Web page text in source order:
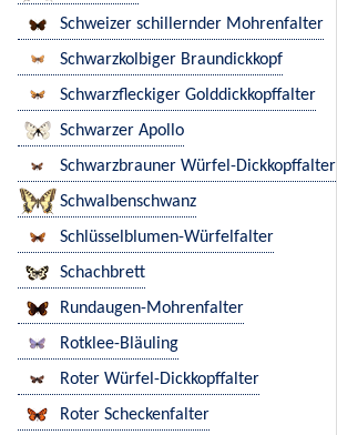
Schweizer schillernder Mohrenfalter
Schwarzkolbiger Braundickkopf
Schwarzfleckiger Golddickkopffalter
Schwarzer Apollo
Schwarzbrauner Würfel-Dickkopffalter
Schwalbenschwanz
Schlüsselblumen-Würfelfalter
Schachbrett
Rundaugen-Mohrenfalter
Rotklee-Bläuling
Roter Würfel-Dickkopffalter
Roter Scheckenfalter